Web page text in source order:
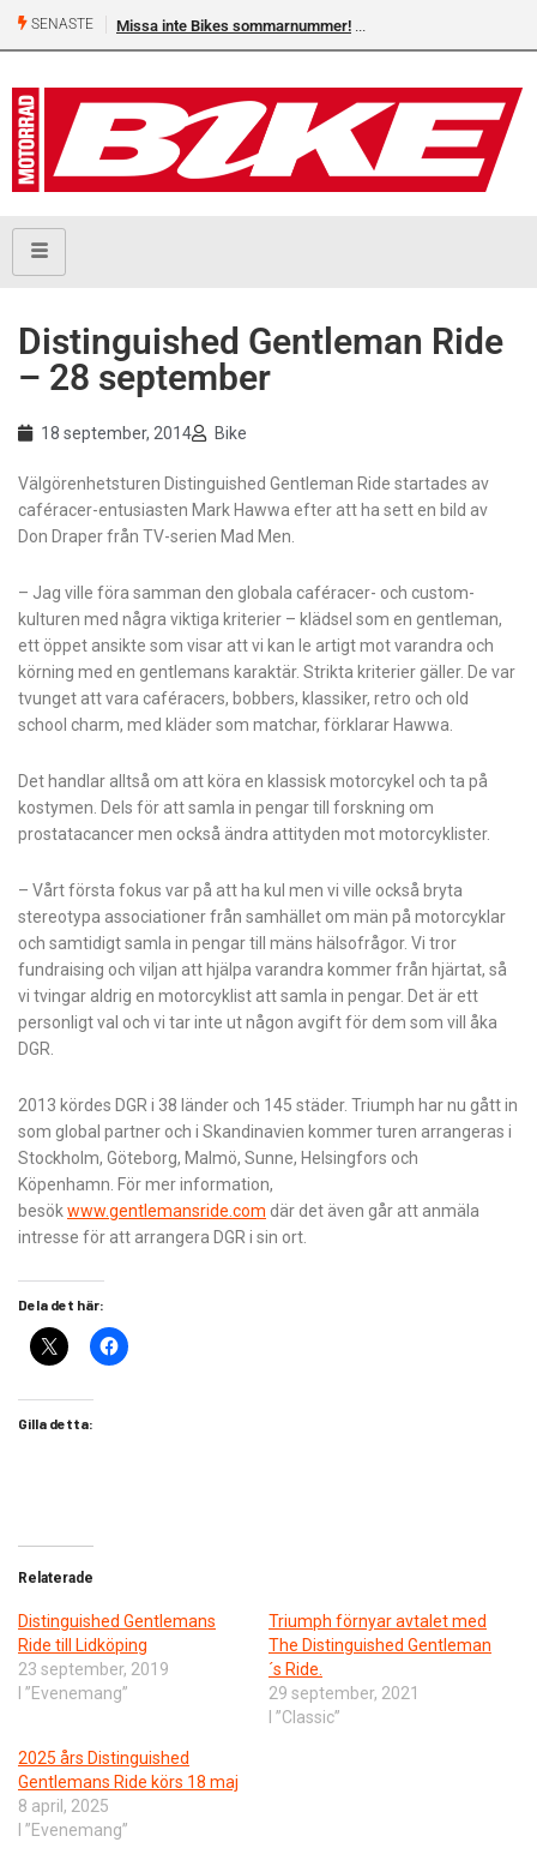
SENASTE Missa inte Bikes sommarnummer!
Distinguished Gentleman Ride
– 28 september
18 september, 2014 Bike
Välgörenhetsturen Distinguished Gentleman Ride startades av
caféracer-entusiasten Mark Hawwa efter att ha sett en bild av
Don Draper från TV-serien Mad Men.
– Jag ville föra samman den globala caféracer- och custom-
kulturen med några viktiga kriterier – klädsel som en gentleman,
ett öppet ansikte som visar att vi kan le artigt mot varandra och
körning med en gentlemans karaktär. Strikta kriterier gäller. De var
tvunget att vara caféracers, bobbers, klassiker, retro och old
school charm, med kläder som matchar, förklarar Hawwa.
Det handlar alltså om att köra en klassisk motorcykel och ta på
kostymen. Dels för att samla in pengar till forskning om
prostatacancer men också ändra attityden mot motorcyklister.
– Vårt första fokus var på att ha kul men vi ville också bryta
stereotypa associationer från samhället om män på motorcyklar
och samtidigt samla in pengar till mäns hälsofrågor. Vi tror
fundraising och viljan att hjälpa varandra kommer från hjärtat, så
vi tvingar aldrig en motorcyklist att samla in pengar. Det är ett
personligt val och vi tar inte ut någon avgift för dem som vill åka
DGR.
2013 kördes DGR i 38 länder och 145 städer. Triumph har nu gått in
som global partner och i Skandinavien kommer turen arrangeras i
Stockholm, Göteborg, Malmö, Sunne, Helsingfors och
Köpenhamn. För mer information,
besökwww.gentlemansride.com där det även går att anmäla
intresse för att arrangera DGR i sin ort.
Dela det här:
Gilla detta:
Relaterade
Distinguished Gentlemans
Ride till Lidköping
23 september, 2019
I ”Evenemang”
Triumph förnyar avtalet med
The Distinguished Gentleman
´s Ride.
29 september, 2021
I ”Classic”
2025 års Distinguished
Gentlemans Ride körs 18 maj
8 april, 2025
I ”Evenemang”